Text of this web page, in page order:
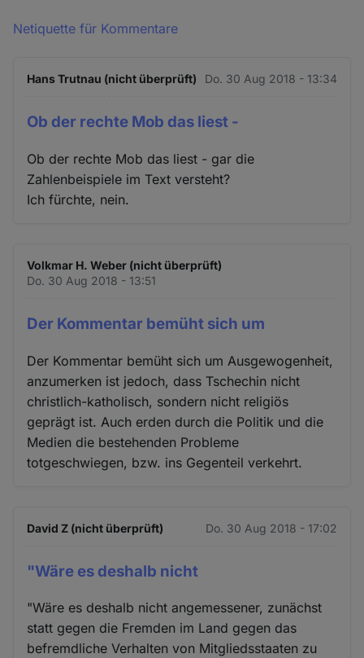
Netiquette für Kommentare
Hans Trutnau (nicht überprüft) Do. 30 Aug 2018 - 13:34
Ob der rechte Mob das liest -
Ob der rechte Mob das liest - gar die
Zahlenbeispiele im Text versteht?
Ich fürchte, nein.
Volkmar H. Weber (nicht überprüft)
Do. 30 Aug 2018 - 13:51
Der Kommentar bemüht sich um
Der Kommentar bemüht sich um Ausgewogenheit,
anzumerken ist jedoch, dass Tschechin nicht
christlich-katholisch, sondern nicht religiös
geprägt ist. Auch erden durch die Politik und die
Medien die bestehenden Probleme
totgeschwiegen, bzw. ins Gegenteil verkehrt.
David Z (nicht überprüft) Do. 30 Aug 2018 - 17:02
"Wäre es deshalb nicht
"Wäre es deshalb nicht angemessener, zunächst
statt gegen die Fremden im Land gegen das
befremdliche Verhalten von Mitgliedsstaaten zu